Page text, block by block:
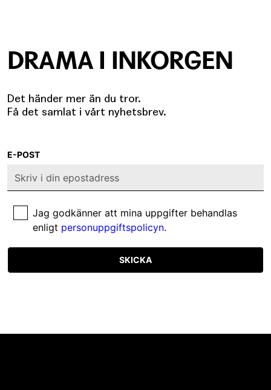
DRAMA I INKORGEN
Det händer mer än du tror.
Få det samlat i vårt nyhetsbrev.
E-POST
Jag godkänner att mina uppgifter behandlas
enligt personuppgiftspolicyn.
SKICKA